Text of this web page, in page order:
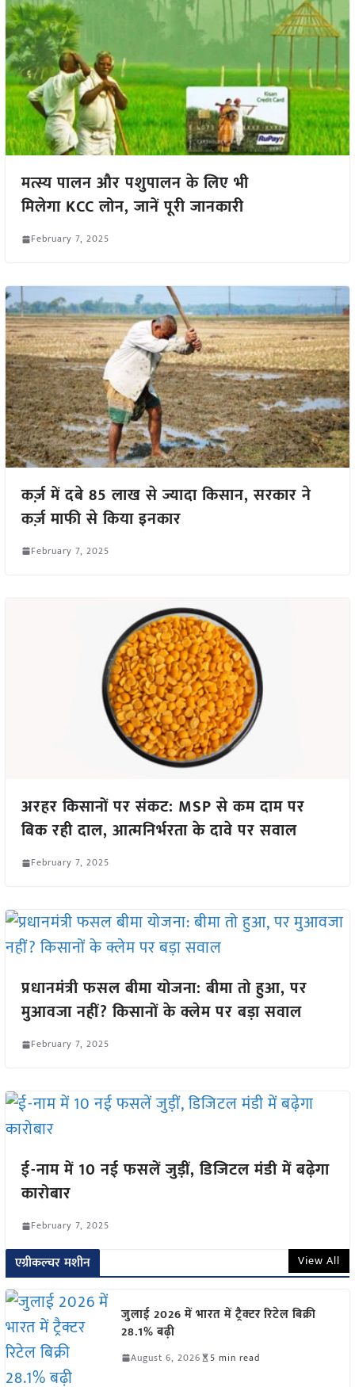
मत्स्य पालन और पशुपालन के लिए भी
मिलेगा KCC लोन, जानें पूरी जानकारी
February 7, 2025
कर्ज़ में दबे 85 लाख से ज्यादा किसान, सरकार ने
कर्ज़ माफी से किया इनकार
February 7, 2025
अरहर किसानों पर संकट: MSP से कम दाम पर
बिक रही दाल, आत्मनिर्भरता के दावे पर सवाल
February 7, 2025
प्रधानमंत्री फसल बीमा योजना: बीमा तो हुआ, पर
मुआवजा नहीं? किसानों के क्लेम पर बड़ा सवाल
February 7, 2025
ई-नाम में 10 नई फसलें जुड़ीं, डिजिटल मंडी में बढ़ेगा
कारोबार
February 7, 2025
एग्रीकल्चर मशीन View All
जुलाई 2026 में भारत में ट्रैक्टर रिटेल बिक्री
28.1% बढ़ी
August 6, 2026 5 min read